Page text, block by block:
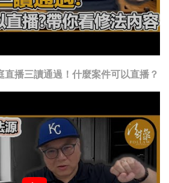
直播三讀通過！什麼案件可以直播？